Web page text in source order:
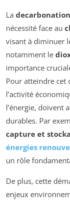
La decarbonation
nécessité face au
visant à diminuer
notamment le
importance
Pour atteindre cet
l’activité
l’énergie, doivent
durables. Par
capture et
énergies
un rôle
De plus, cette
enjeux